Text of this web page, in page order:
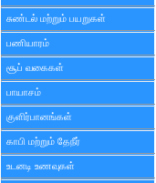
சுண்டல் மற்றும் பயறுகள்
பணியாரம்
சூப் வகைகள்
பாயாசம்
குளிர்பானங்கள்
காபி மற்றும் தேநீர்
உடனடி உணவுகள்